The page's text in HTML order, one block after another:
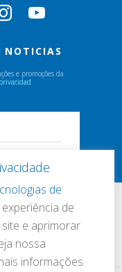
NOTICIAS
e promoções da
de
de
e aprimorar
nossa
informações